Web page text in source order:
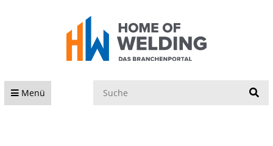
Menü